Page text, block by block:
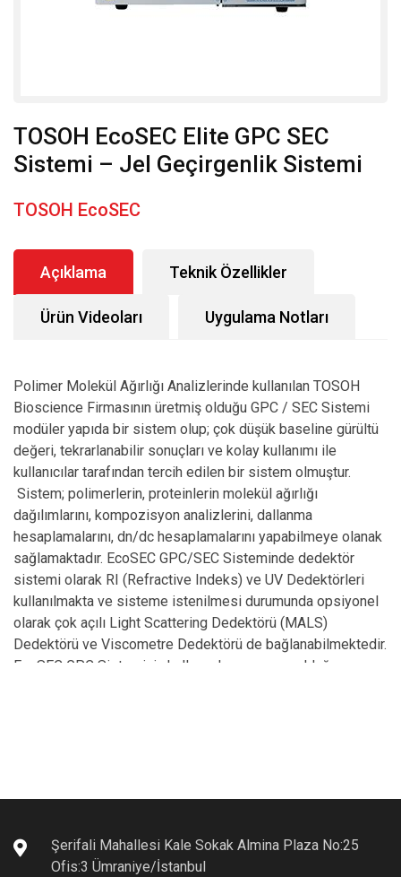
TOSOH EcoSEC Elite GPC SEC
Sistemi – Jel Geçirgenlik Sistemi
TOSOH EcoSEC
Açıklama Teknik Özellikler
Ürün Videoları Uygulama Notları
Polimer Molekül Ağırlığı Analizlerinde kullanılan TOSOH
Bioscience Firmasının üretmiş olduğu GPC / SEC Sistemi
modüler yapıda bir sistem olup; çok düşük baseline gürültü
değeri, tekrarlanabilir sonuçları ve kolay kullanımı ile
kullanıcılar tarafından tercih edilen bir sistem olmuştur.
Sistem; polimerlerin, proteinlerin molekül ağırlığı
dağılımlarını, kompozisyon analizlerini, dallanma
hesaplamalarını, dn/dc hesaplamalarını yapabilmeye olanak
sağlamaktadır. EcoSEC GPC/SEC Sisteminde dedektör
sistemi olarak RI (Refractive Indeks) ve UV Dedektörleri
kullanılmakta ve sisteme istenilmesi durumunda opsiyonel
olarak çok açılı Light Scattering Dedektörü (MALS)
Dedektörü ve Viscometre Dedektörü de bağlanabilmektedir.
EcoSEC GPC Sisteminin kullanıcılara sunmuş olduğu
Referans Hücresine temiz solvent göndermektedir.
Böylece; Referans hücre sürekli olarak solvent ile kontrol
Şerifali Mahallesi Kale Sokak Almina Plaza No:25
Ofis:3 Ümraniye/İstanbul